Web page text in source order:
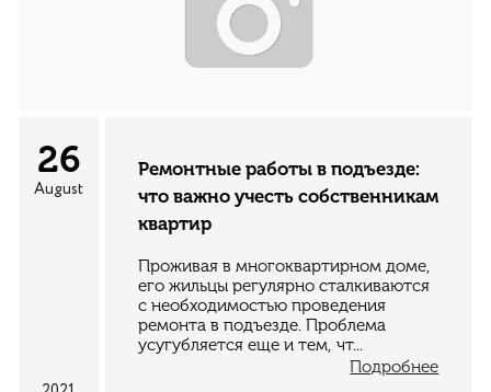
26
August
Ремонтные работы в подъезде:
что важно учесть собственникам
квартир
Проживая в многоквартирном доме,
его жильцы регулярно сталкиваются
с необходимостью проведения
ремонта в подъезде. Проблема
усугубляется еще и тем, чт...
Подробнее